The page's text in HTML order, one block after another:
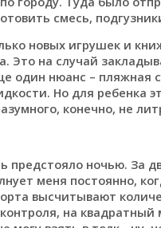
смесь,
новых игрушек и
Это на случай
один нюанс – пляжная
Но для ребенка
конечно, не
предстояло ночью. За
меня постоянно,
высчитывают
на